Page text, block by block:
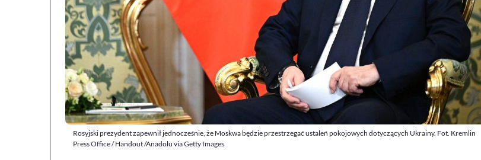
Rosyjski prezydent zapewnił jednocześnie, że Moskwa będzie przestrzegać ustaleń pokojowych dotyczących Ukrainy. Fot. Kremlin
Press Office / Handout /Anadolu via Getty Images